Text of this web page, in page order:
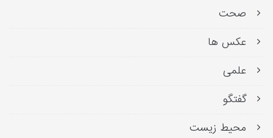
صحت
عکس ها
علمی
گفتگو
محیط زیست